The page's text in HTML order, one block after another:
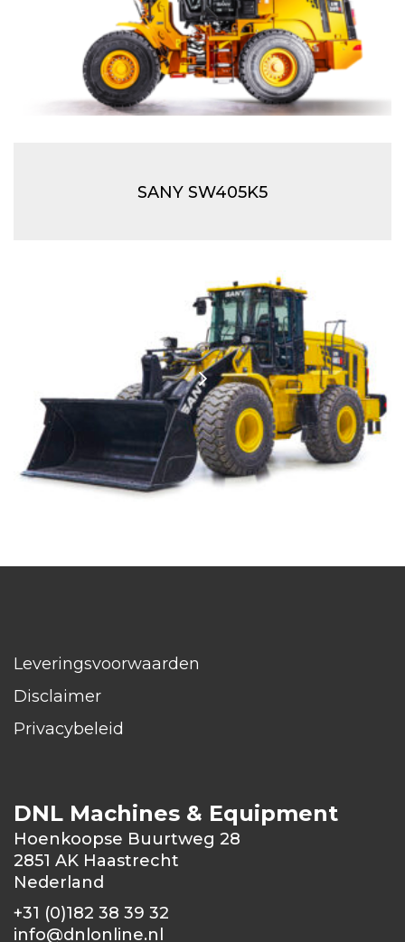
SANY SW405K5
Leveringsvoorwaarden
Disclaimer
Privacybeleid
DNL Machines & Equipment
Hoenkoopse Buurtweg 28
2851 AK Haastrecht
Nederland
+31 (0)182 38 39 32
info@dnlonline.nl